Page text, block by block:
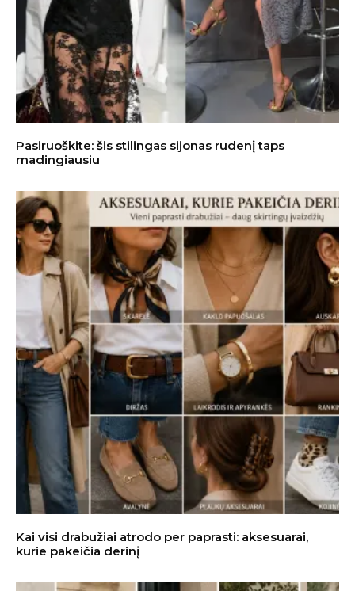
Pasiruoškite: šis stilingas sijonas rudenį taps
madingiausiu
Kai visi drabužiai atrodo per paprasti: aksesuarai,
kurie pakeičia derinį